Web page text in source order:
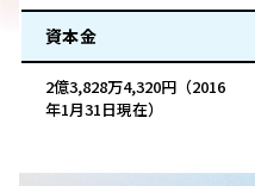
資本金
2億3,828万4,320円（2016
年1月31日現在）